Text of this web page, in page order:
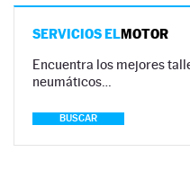
SERVICIOS ELMOTOR
Encuentra los mejores
neumáticos…
BUSCAR